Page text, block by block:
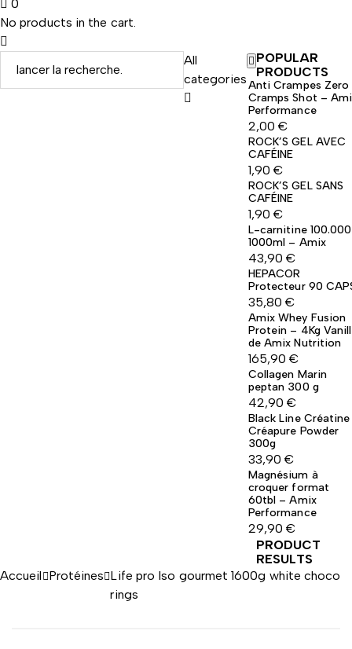
0
No products in the cart.
All
categories
POPULAR
PRODUCTS
Anti Crampes Zero
Cramps Shot –
Performance
2,00€
ROCK’S GEL AVEC
CAFÉINE
1,90€
ROCK’S GEL SANS
CAFÉINE
1,90€
L-carnitine 100.000
1000ml – Amix
43,90€
HEPACOR
Protecteur 90
35,80€
Amix Whey Fusion
Protein – 4Kg
de Amix Nutrition
165,90€
Collagen Marin
peptan 300 g
42,90€
Black Line Créatine
Créapure Powder
300g
33,90€
Magnésium à
croquer format
60tbl – Amix
Performance
29,90€
PRODUCT
RESULTS
Accueil Protéines Life pro Iso gourmet 1600g white choco
rings